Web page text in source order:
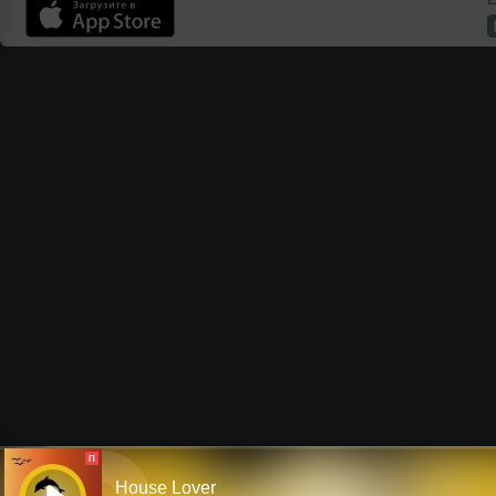
П
House Lover